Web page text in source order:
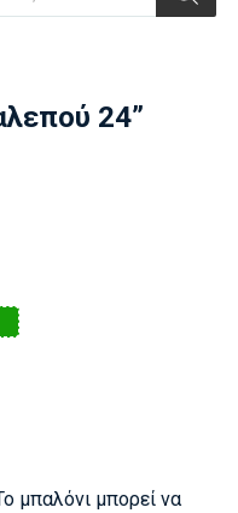
24”
μπαλόνι μπορεί να